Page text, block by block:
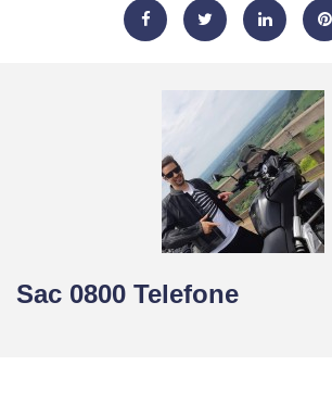
Sac 0800 Telefone